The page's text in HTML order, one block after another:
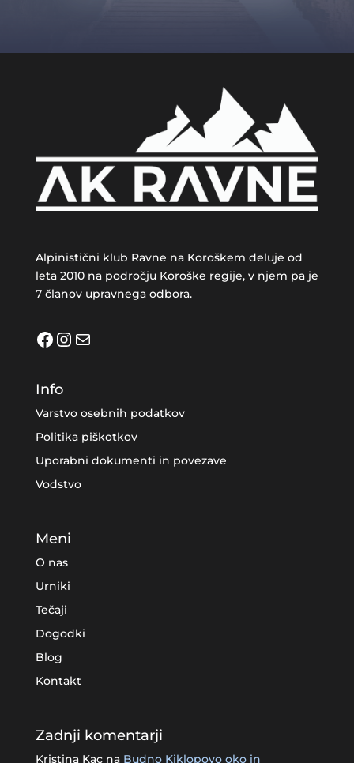
Alpinistični klub Ravne na Koroškem deluje od
leta 2010 na področju Koroške regije, v njem pa je
7 članov upravnega odbora.
Facebook
Instagram
Mail
Info
Varstvo osebnih podatkov
Politika piškotkov
Uporabni dokumenti in povezave
Vodstvo
Meni
O nas
Urniki
Tečaji
Dogodki
Blog
Kontakt
Zadnji komentarji
Kristina Kacna Budno Kiklopovo oko in